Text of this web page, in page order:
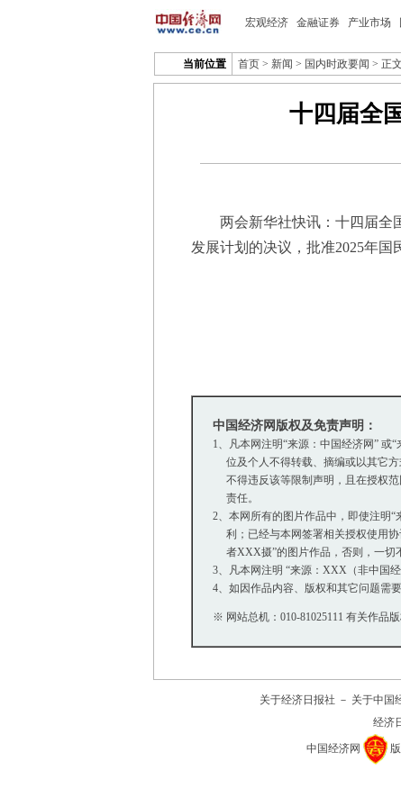
宏观经济 金融证券 产业市场
当前位置 首页 > 新闻 > 国内时政要闻 > 正文
十四届全
两会新华社快讯：十四届全国
发展计划的决议，批准2025年国
中国经济网版权及免责声明：
1、凡本网注明“来源：中国经济网”
位及个人不得转载、摘编或以其它方
不得违反该等限制声明，且在授权范
责任。
2、本网所有的图片作品中，即使注明“
利；已经与本网签署相关授权使用协
者XXX摄”的图片作品，否则，一切
3、凡本网注明 “来源：XXX（非中国
4、如因作品内容、版权和其它问题需
※ 网站总机：010-81025111 有关作品
关于经济日报社 － 关于中国
经济
中国经济网 版